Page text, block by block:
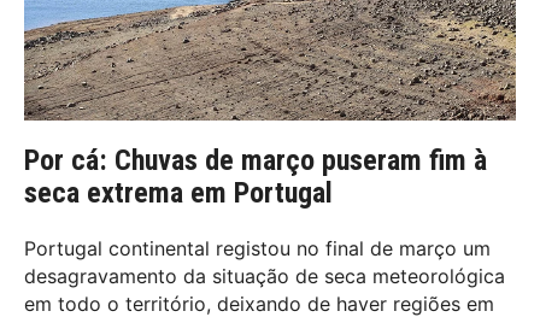
Por cá: ​​Chuvas de março puseram fim à
seca extrema em Portugal
Portugal continental registou no final de março um
desagravamento da situação de seca meteorológica
em todo o território, deixando de haver regiões em